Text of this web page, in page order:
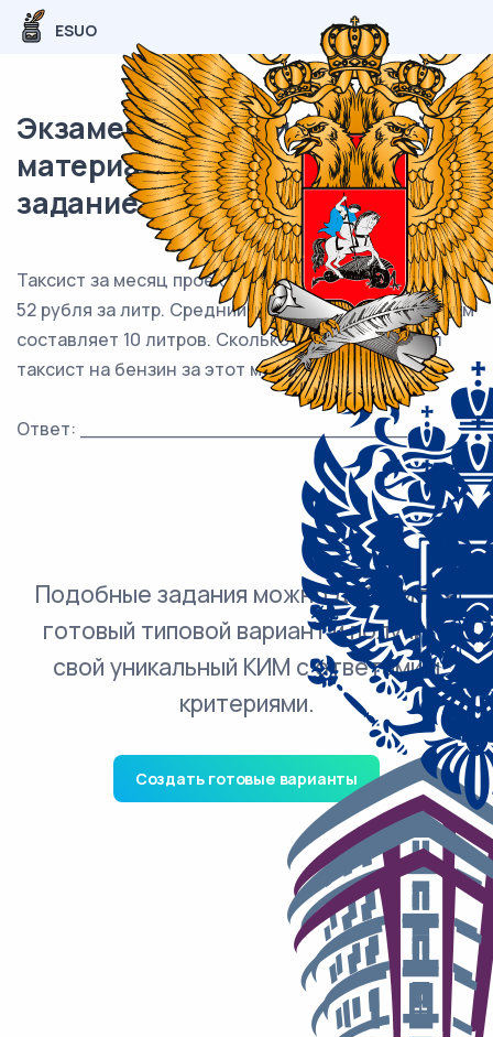
ESUO
Экзаменационный (типовой)
материал ЕГЭ / База / 01
задание (24) / 292
Таксист за месяц проехал 9000 км. Цена бензина —
52 рубля за литр. Средний расход бензина на 100 км
составляет 10 литров. Сколько рублей потратил
таксист на бензин за этот месяц?
Ответ: ___________________________.
Подобные задания можно добавить в
готовый типовой вариант и получить
свой уникальный КИМ с ответами и
критериями.
Создать готовые варианты